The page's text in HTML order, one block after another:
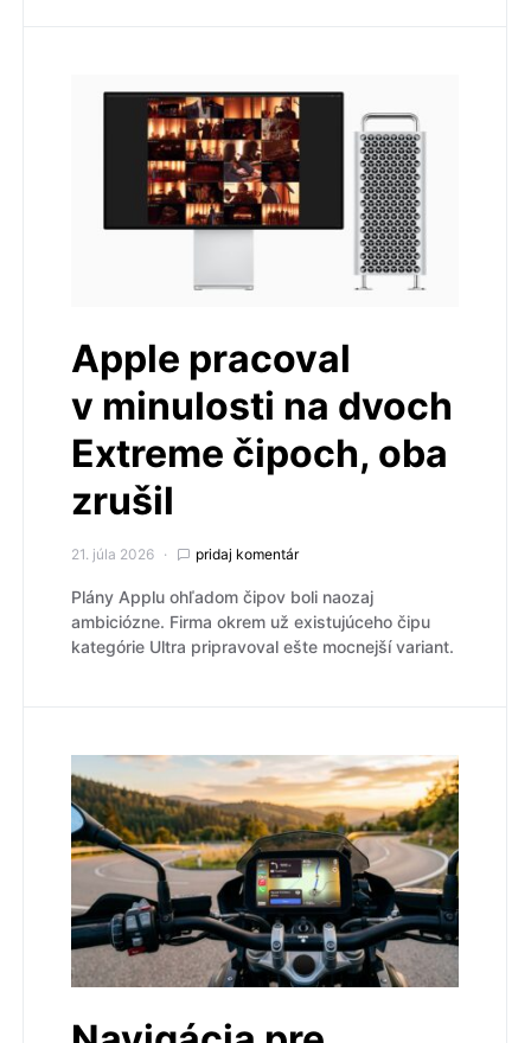
Apple pracoval
v minulosti na dvoch
Extreme čipoch, oba
zrušil
21. júla 2026 pridaj komentár
Plány Applu ohľadom čipov boli naozaj
ambiciózne. Firma okrem už existujúceho čipu
kategórie Ultra pripravoval ešte mocnejší variant.